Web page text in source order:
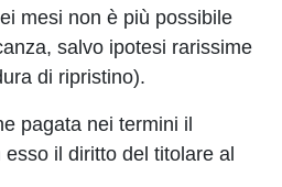
mesi non è più possibile
salvo ipotesi rarissime
di ripristino).
pagata nei termini il
il diritto del titolare al